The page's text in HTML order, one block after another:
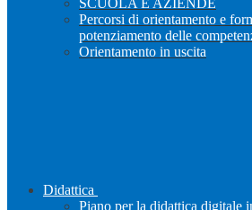
SCUOLA E AZIENDE
Percorsi di orientamento e
potenziamento delle
Orientamento in uscita
Didattica
Piano per la didattica digitale